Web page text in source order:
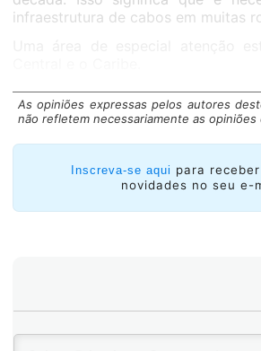
infraestrutura de cabos em muitas
As opiniões expressas pelos autores
não refletem necessariamente as opiniões
Inscreva-se aqui para
novidades no seu e-